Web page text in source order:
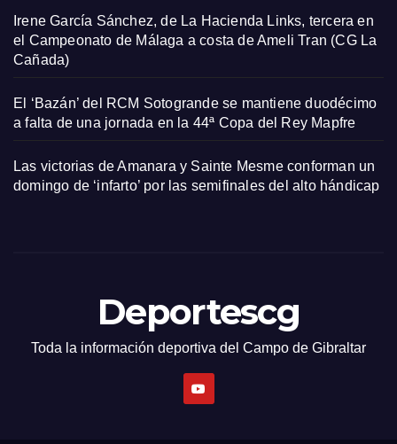
Irene García Sánchez, de La Hacienda Links, tercera en
el Campeonato de Málaga a costa de Ameli Tran (CG La
Cañada)
El ‘Bazán’ del RCM Sotogrande se mantiene duodécimo
a falta de una jornada en la 44ª Copa del Rey Mapfre
Las victorias de Amanara y Sainte Mesme conforman un
domingo de ‘infarto’ por las semifinales del alto hándicap
Deportescg
Toda la información deportiva del Campo de Gibraltar